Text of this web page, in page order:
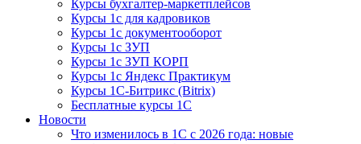
Курсы бухгалтер-маркетплейсов
Курсы 1с для кадровиков
Курсы 1с документооборот
Курсы 1с ЗУП
Курсы 1с ЗУП КОРП
Курсы 1с Яндекс Практикум
Курсы 1С-Битрикс (Bitrix)
Бесплатные курсы 1С
Новости
Что изменилось в 1С с 2026 года: новые